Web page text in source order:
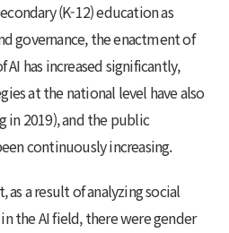
(K-12) education as
governance, the enactment of
has increased significantly,
at the national level have also
in 2019), and the public
continuously increasing.
as a result of analyzing social
the AI field, there were gender